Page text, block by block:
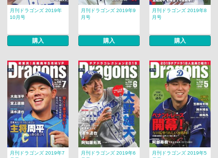
月刊ドラゴンズ 2019年
10月号
購入
月刊ドラゴンズ 2019年9
月号
購入
月刊ドラゴンズ 2019年8
月号
購入
月刊ドラゴンズ 2019年7
月刊ドラゴンズ 2019年6
月刊ドラゴンズ 2019年5